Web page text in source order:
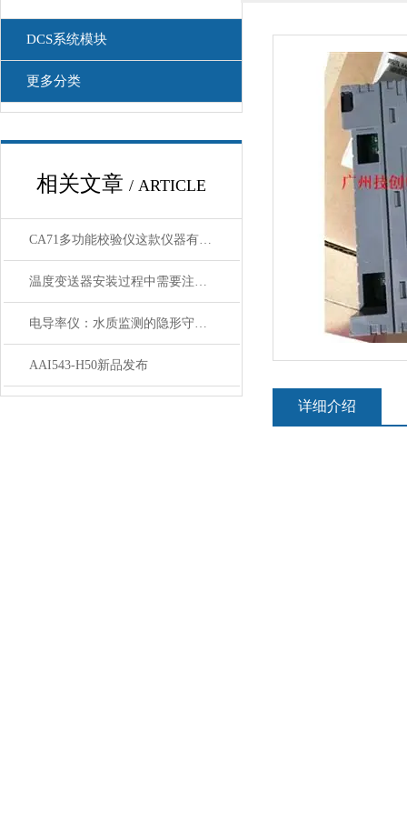
DCS系统模块
更多分类
相关文章 / ARTICLE
CA71多功能校验仪这款仪器有哪些亮点呢？
温度变送器安装过程中需要注意哪些细节
电导率仪：水质监测的隐形守护者
AAI543-H50新品发布
详细介绍